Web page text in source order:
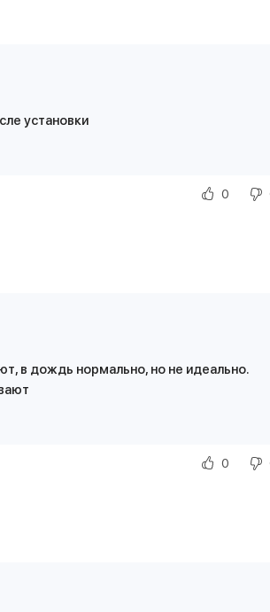
установки
0
в дождь нормально, но не идеально.
0